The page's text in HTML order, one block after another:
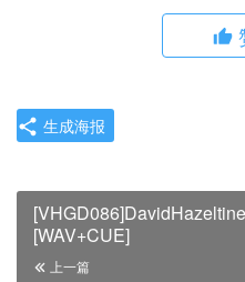
生成海报
[WAV+CUE]
上一篇